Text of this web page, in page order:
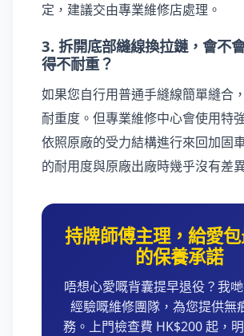
定，建議交由專業維修店處理。
3. 拆開底部縫線換拉鏈，會不
得不耐重？
如果您自行用普通手縫線簡單縫合
耐重度。但專業維修中心會使用特
依照原廠的受力結構進行來回加固
的耐用度與原廠出廠時幾乎沒有差
持牌師傅主理，給愛
的保養承諾
唔想心愛嘅背囊提早退役？我
經驗嘅維修團隊，為您提供無
務。上門檢查費 HK$200 起，